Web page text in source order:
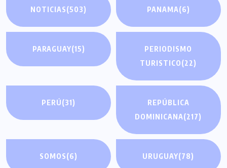
NOTICIAS(503) PANAMA(6)
PARAGUAY(15)
PERIODISMO
TURISTICO(22)
PERÚ(31)
REPÚBLICA
DOMINICANA(217)
SOMOS(6) URUGUAY(78)